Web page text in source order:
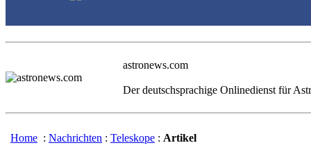
astronews.com
Der deutschsprachige Onlinedienst für
Home : Nachrichten : Teleskope : Artikel